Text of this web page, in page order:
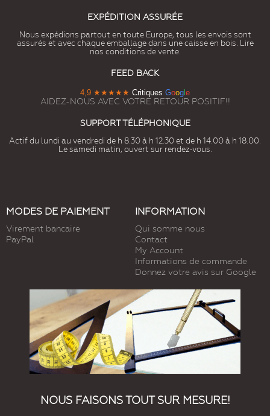
EXPÉDITION ASSURÉE
Nous expédions partout en toute Europe, tous les envois sont
assurés et avec chaque emballage dans une caisse en bois. Lire
nos conditions de vente.
FEED BACK
4,9 ★★★★★ Critiques Goog e
AIDEZ-NOUS AVEC VOTRE RETOUR POSITIF!!
SUPPORT TÉLÉPHONIQUE
Actif du lundi au vendredi de h 8.30 à h 12.30 et de h 14.00 à h 18.00.
Le samedi matin, ouvert sur rendez-vous.
MODES DE PAIEMENT
Virement bancaire
PayPal
INFORMATION
Qui somme nous
Contact
My Account
Informations de commande
Donnez votre avis sur Google
NOUS FAISONS TOUT SUR MESURE!